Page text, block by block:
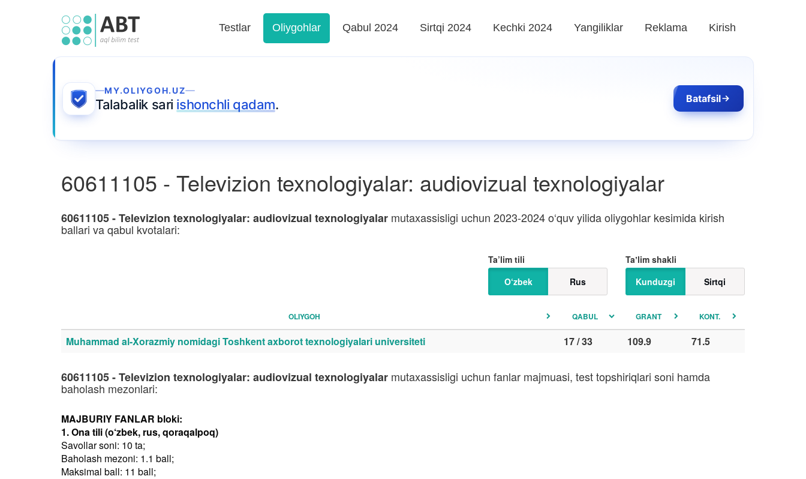
Testlar Oliygohlar Qabul 2024 Sirtqi 2024 Kechki 2024 Yangiliklar Reklama Kirish
MY.OLIYGOH.UZ
Talabalik sari ishonchli qadam. Batafsil
60611105 - Televizion texnologiyalar: audiovizual texnologiyalar
60611105 - Televizion texnologiyalar: audiovizual texnologiyalar mutaxassisligi uchun 2023-2024 o‘quv yilida oliygohlar kesimida kirish
ballari va qabul kvotalari:
Taʼlim shakli
Kunduzgi
Sirtqi
Ta’lim tili
O‘zbek
Rus
OLIYGOH QABUL GRANT KONT.
Muhammad al-Xorazmiy nomidagi Toshkent axborot texnologiyalari universiteti 17 / 33 109.9 71.5
60611105 - Televizion texnologiyalar: audiovizual texnologiyalar mutaxassisligi uchun fanlar majmuasi, test topshiriqlari soni hamda
baholash mezonlari:
MAJBURIY FANLAR bloki:
1. Ona tili (o‘zbek, rus, qoraqalpoq)
Savollar soni: 10 ta;
Baholash mezoni: 1.1 ball;
Maksimal ball: 11 ball;